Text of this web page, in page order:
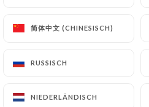
简体中文 (CHINESISCH)
RUSSISCH
NIEDERLÄNDISCH
简体中文 (CHINESISCH)
RUSSISCH
NIEDERLÄNDISCH